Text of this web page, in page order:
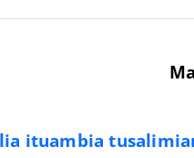
ituambia